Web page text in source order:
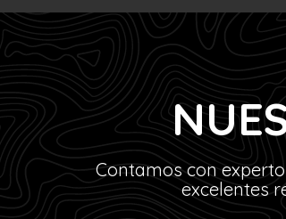
Contamos con
excelentes